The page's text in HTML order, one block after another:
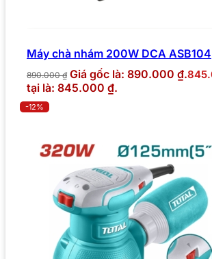
Máy chà nhám 200W DCA ASB104
890.000₫ Giá gốc là: 890.000 ₫.
tại là: 845.000 ₫.
-12%